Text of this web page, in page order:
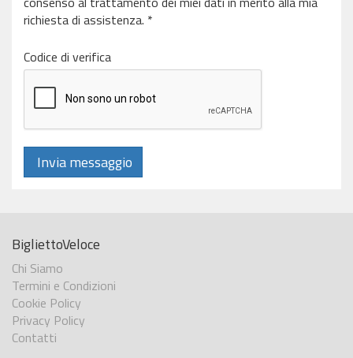
richiesta di assistenza. *
Codice di verifica
Invia messaggio
BigliettoVeloce
Chi Siamo
Termini e Condizioni
Cookie Policy
Privacy Policy
Contatti